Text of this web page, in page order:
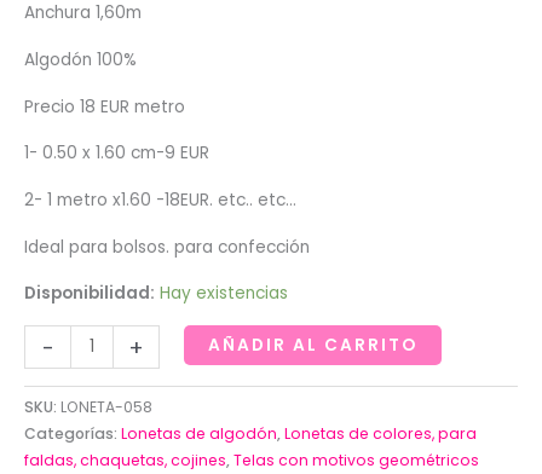
Anchura 1,60m
Algodón 100%
Precio 18 EUR metro
1- 0.50 x 1.60 cm-9 EUR
2- 1 metro x1.60 -18EUR. etc.. etc…
Ideal para bolsos. para confección
Disponibilidad: Hay existencias
-
de
caras
de
colores
+ AÑADIR AL CARRITO
SKU: LONETA-058
Categorías: Lonetas de algodón,Lonetas de colores, para
faldas, chaquetas, cojines,Telas con motivos geométricos